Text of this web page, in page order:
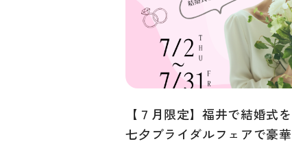
【７月限定】福井で結婚式
七夕ブライダルフェアで豪華